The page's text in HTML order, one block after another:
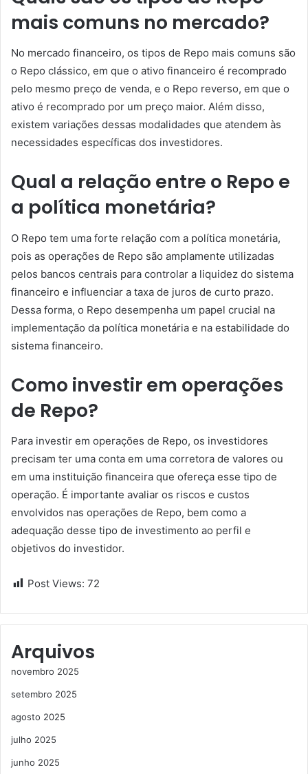
mais comuns no mercado?
No mercado financeiro, os tipos de Repo mais comuns são
o Repo clássico, em que o ativo financeiro é recomprado
pelo mesmo preço de venda, e o Repo reverso, em que o
ativo é recomprado por um preço maior. Além disso,
existem variações dessas modalidades que atendem às
necessidades específicas dos investidores.
Qual a relação entre o Repo e
a política monetária?
O Repo tem uma forte relação com a política monetária,
pois as operações de Repo são amplamente utilizadas
pelos bancos centrais para controlar a liquidez do sistema
financeiro e influenciar a taxa de juros de curto prazo.
Dessa forma, o Repo desempenha um papel crucial na
implementação da política monetária e na estabilidade do
sistema financeiro.
Como investir em operações
de Repo?
Para investir em operações de Repo, os investidores
precisam ter uma conta em uma corretora de valores ou
em uma instituição financeira que ofereça esse tipo de
operação. É importante avaliar os riscos e custos
envolvidos nas operações de Repo, bem como a
adequação desse tipo de investimento ao perfil e
objetivos do investidor.
Post Views: 72
Arquivos
novembro 2025
setembro 2025
agosto 2025
julho 2025
junho 2025